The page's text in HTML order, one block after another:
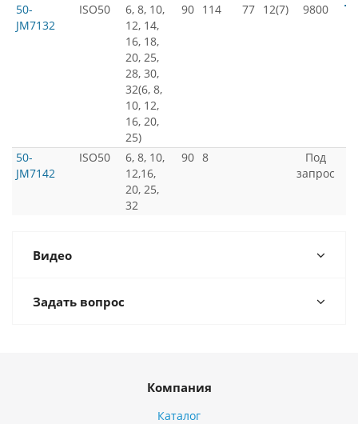
50-
JM7132
ISO50
6, 8, 10,
12, 14,
16, 18,
20, 25,
28, 30,
32(6, 8,
10, 12,
16, 20,
25)
90 114 77 12(7) 9800
50-
JM7142
ISO50
6, 8, 10,
12,16,
20, 25,
32
90 8
Под
запрос
Видео
Задать вопрос
Компания
Каталог